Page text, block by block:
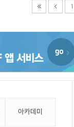
1
아카데미